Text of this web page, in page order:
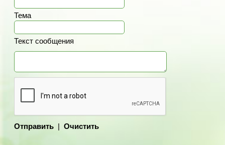
Тема
Текст сообщения
Отправить | Очистить